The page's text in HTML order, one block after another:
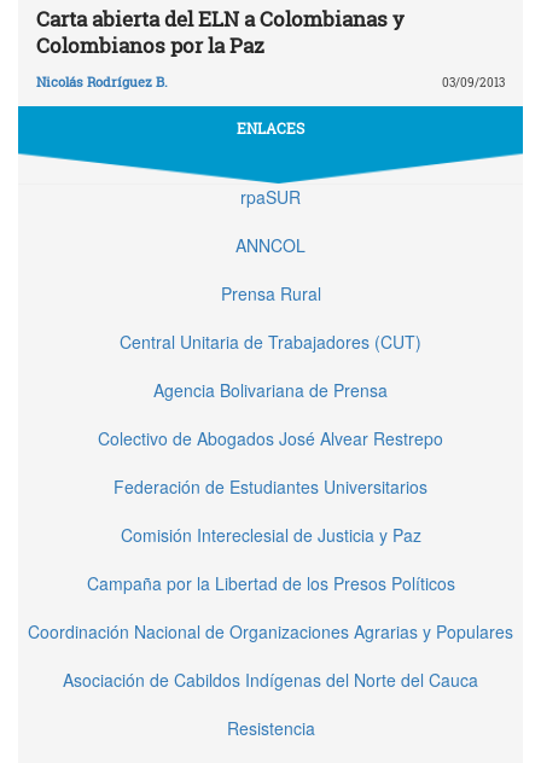
Carta abierta del ELN a Colombianas y
Colombianos por la Paz
Nicolás Rodríguez B. 03/09/2013
ENLACES
rpaSUR
ANNCOL
Prensa Rural
Central Unitaria de Trabajadores (CUT)
Agencia Bolivariana de Prensa
Colectivo de Abogados José Alvear Restrepo
Federación de Estudiantes Universitarios
Comisión Intereclesial de Justicia y Paz
Campaña por la Libertad de los Presos Políticos
Coordinación Nacional de Organizaciones Agrarias y Populares
Asociación de Cabildos Indígenas del Norte del Cauca
Resistencia